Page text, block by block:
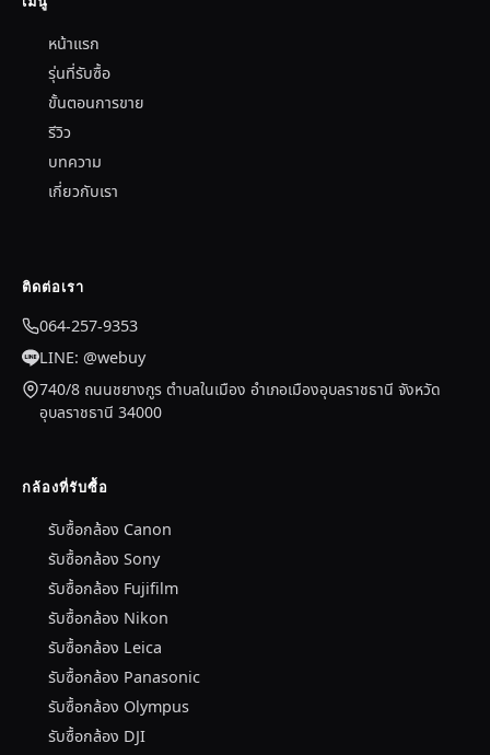
หน้าแรก
รุ่นที่รับซื้อ
ขั้นตอนการขาย
รีวิว
บทความ
เกี่ยวกับเรา
ติดต่อเรา
064-257-9353
LINE: @webuy
740/8 ถนนชยางกูร ตำบลในเมือง อำเภอเมืองอุบลราชธานี จังหวัด
อุบลราชธานี 34000
กล้องที่รับซื้อ
รับซื้อกล้อง Canon
รับซื้อกล้อง Sony
รับซื้อกล้อง Fujifilm
รับซื้อกล้อง Nikon
รับซื้อกล้อง Leica
รับซื้อกล้อง Panasonic
รับซื้อกล้อง Olympus
รับซื้อกล้อง DJI